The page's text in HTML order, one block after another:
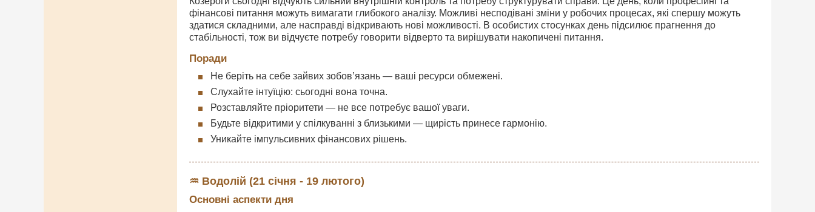
фінансові питання можуть вимагати глибокого аналізу. Можливі несподівані зміни у робочих процесах, які спершу можуть
здатися складними, але насправді відкривають нові можливості. В особистих стосунках день підсилює прагнення до
стабільності, тож ви відчуєте потребу говорити відверто та вирішувати накопичені питання.
Поради
Не беріть на себе зайвих зобов’язань — ваші ресурси обмежені.
Слухайте інтуїцію: сьогодні вона точна.
Розставляйте пріоритети — не все потребує вашої уваги.
Будьте відкритими у спілкуванні з близькими — щирість принесе гармонію.
Уникайте імпульсивних фінансових рішень.
♒ Водолій (21 січня - 19 лютого)
Основні аспекти дня